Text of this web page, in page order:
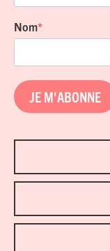
Nom
JE M'ABONNE